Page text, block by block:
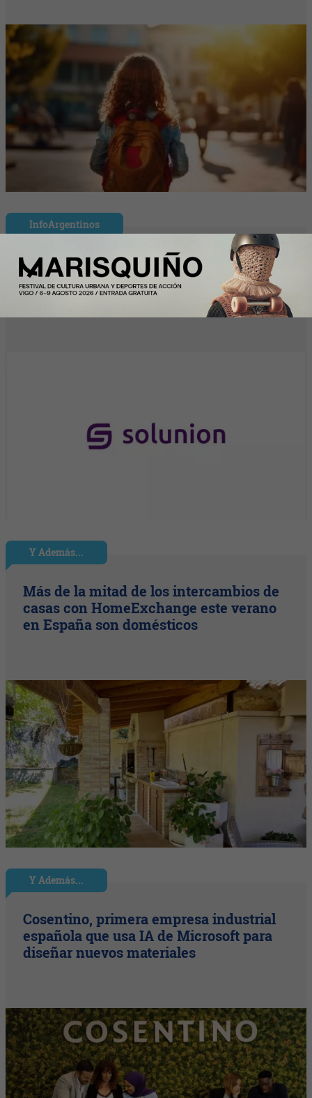
InfoArgentinos
Solunion refuerza su equipo directivo en
América Latina con dos nuevos
nombramientos
Y Además...
Más de la mitad de los intercambios de
casas con HomeExchange este verano
en España son domésticos
Y Además...
Cosentino, primera empresa industrial
española que usa IA de Microsoft para
diseñar nuevos materiales